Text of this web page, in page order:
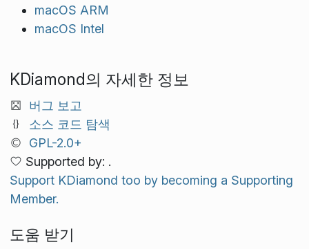
macOS ARM
macOS Intel
KDiamond의 자세한 정보
버그 보고
소스 코드 탐색
GPL-2.0+
Supported by: .
Support KDiamond too by becoming a Supporting
Member.
도움 받기